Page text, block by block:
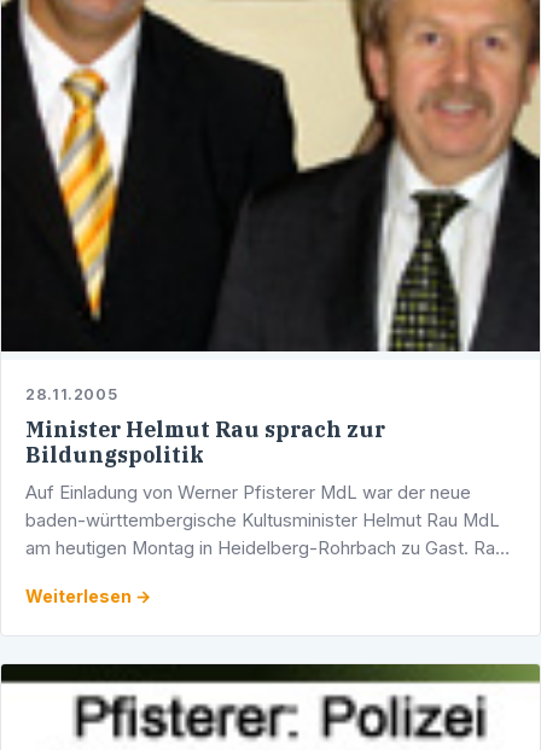
28.11.2005
Minister Helmut Rau sprach zur
Bildungspolitik
Auf Einladung von Werner Pfisterer MdL war der neue
baden-württembergische Kultusminister Helmut Rau MdL
am heutigen Montag in Heidelberg-Rohrbach zu Gast. Rau
Weiterlesen →